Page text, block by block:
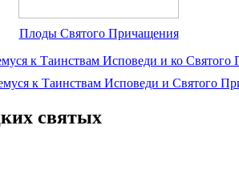
Плоды Святого Причащения
к Таинствам Исповеди и Святого
святых